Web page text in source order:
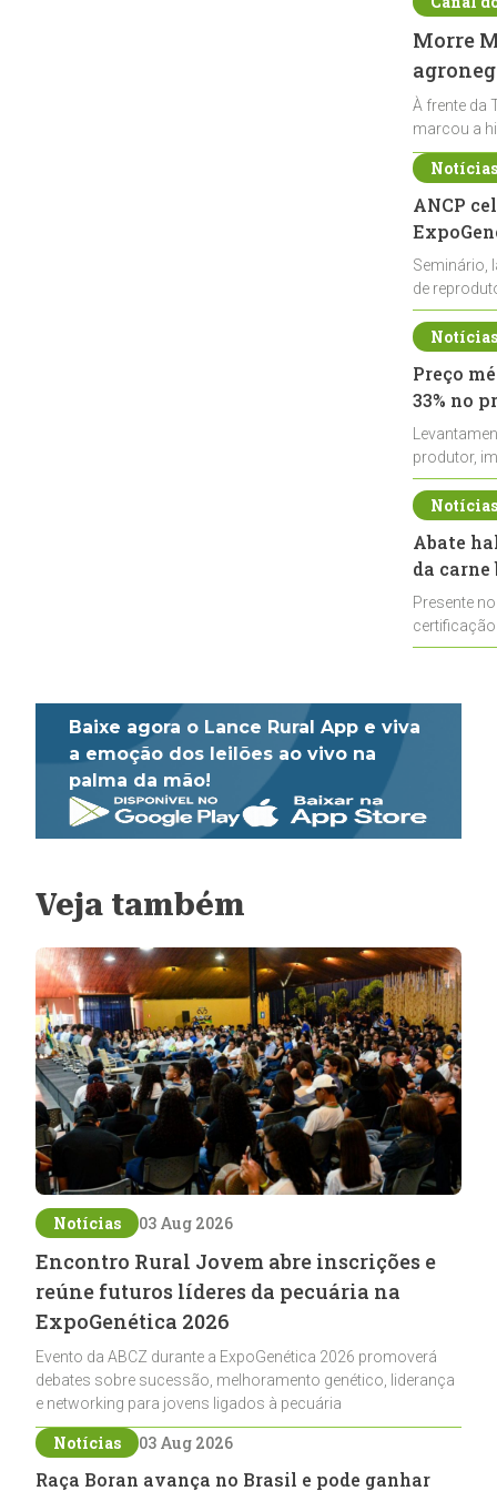
Morre
À frente da
marcou a
ANCP
Seminário,
de
durante a
Preço
33% no
produtor,
de leite cru
Abate
da
Presente
Baixe agora o Lance Rural App e viva
a emoção dos leilões ao vivo na
palma da mão!
Veja também
Notícias 03 Aug 2026
Encontro Rural Jovem abre inscrições e
reúne futuros líderes da pecuária na
ExpoGenética 2026
Evento da ABCZ durante a ExpoGenética 2026 promoverá
debates sobre sucessão, melhoramento genético, liderança
e networking para jovens ligados à pecuária
Notícias 03 Aug 2026
Raça Boran avança no Brasil e pode ganhar